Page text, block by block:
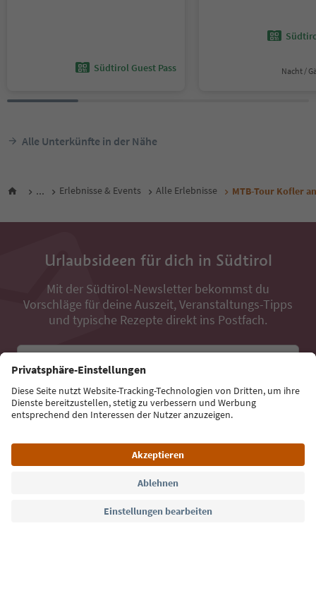
Südtirol Guest Pass Nacht /
Alle Unterkünfte in der Nähe
... Erlebnisse & Events Alle Erlebnisse MTB-Tour Kofler
Urlaubsideen für dich in Südtirol
Mit der Südtirol-Newsletter bekommst du
Vorschläge für deine Auszeit, Veranstaltungs-Tipps
und typische Rezepte direkt ins Postfach.
Jetzt anmelden